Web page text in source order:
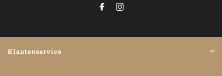
Klantenservice